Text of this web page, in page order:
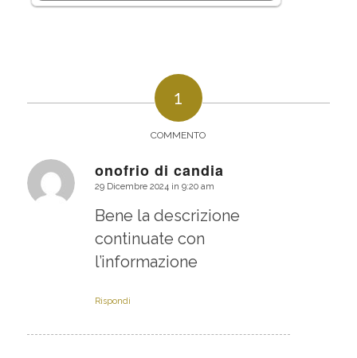
1
COMMENTO
onofrio di candia
dice:
29 Dicembre 2024 in 9:20 am
Bene la descrizione
continuate con
l’informazione
Rispondi